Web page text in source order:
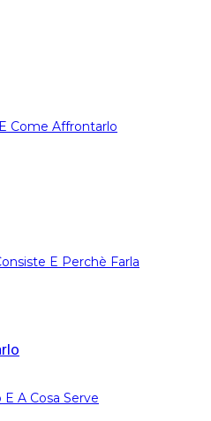
Come Affrontarlo
E Perchè Farla
A Cosa Serve